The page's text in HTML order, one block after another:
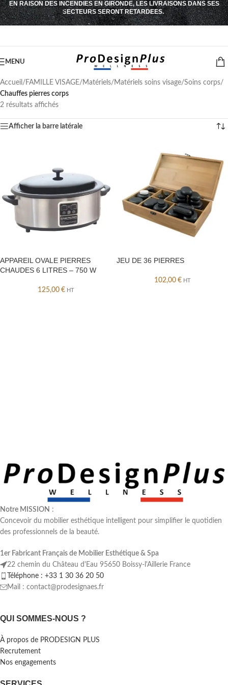
Passer à la navigation
Passer au contenu principal
EN RAISON DES INCENDIES EN GIRONDE, LES LIVRAISONS DANS SES
SECTEURS SERONT RETARDEES.
MENU
Accueil / FAMILLE VISAGE/ Matériels/ Matériels soins visage/Soins corps/
Chauffes pierres corps
2 résultats affichés
Afficher la barre latérale
APPAREIL OVALE PIERRES
CHAUDES 6 LITRES – 750 W
125,00 € HT
JEU DE 36 PIERRES
102,00 € HT
Notre MISSION :
Concevoir du mobilier esthétique intelligent pour simplifier le quotidien
des professionnels de la beauté.
1er Fabricant Français de Mobilier Esthétique & Spa
22 chemin du Château d'Eau 95650 Boissy-l'Aillerie France
Téléphone : +33 1 30 36 20 50
Mail : contact@prodesignaes.fr
QUI SOMMES-NOUS ?
À propos de PRODESIGN PLUS
Recrutement
Nos engagements